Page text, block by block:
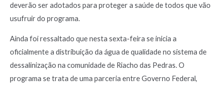
deverão ser adotados para proteger a saúde de todos que vão
usufruir do programa.
Ainda foi ressaltado que nesta sexta-feira se inicia a
oficialmente a distribuição da água de qualidade no sistema de
dessalinização na comunidade de Riacho das Pedras. O
programa se trata de uma parceria entre Governo Federal,